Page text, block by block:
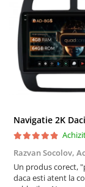
Razvan Socolov,
Un produs corect,
daca esti atent la